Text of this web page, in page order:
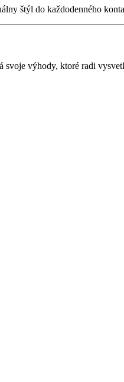
štýl do každodenného
výhody, ktoré radi